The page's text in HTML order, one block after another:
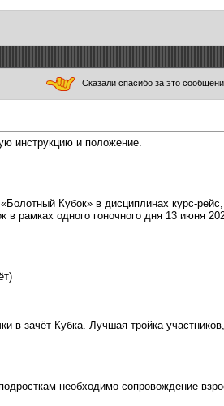
Сказали спасибо за это
инструкцию и положение.
Кубок» в дисциплинах курс-
в рамках одного гоночного дня 13 июня
в зачёт Кубка. Лучшая тройка
необходимо сопровождение